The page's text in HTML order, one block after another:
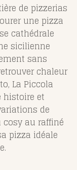
de pizzerias
une pizza
cathédrale
sicilienne
sans
chaleur
La Piccola
histoire et
de
au raffiné
pizza idéale